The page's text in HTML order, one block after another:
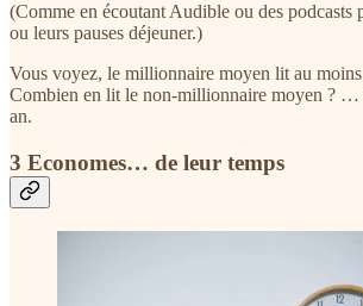
(Comme en écoutant Audible ou des podcasts
ou leurs pauses déjeuner.)
Vous voyez, le millionnaire moyen lit au
Combien en lit le non-millionnaire moyen ? …
an.
3 Economes… de leur temps